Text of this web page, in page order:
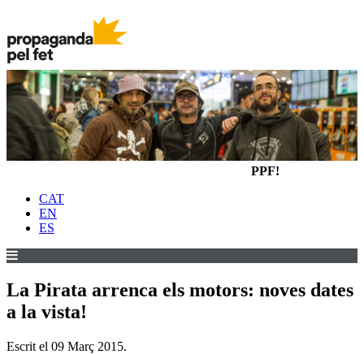
PPF!
CAT
EN
ES
La Pirata arrenca els motors: noves dates
a la vista!
Escrit el 09 Març 2015.